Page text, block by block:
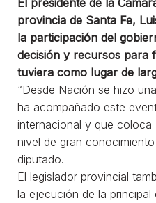
provincia de Santa Fe,
la participación del
decisión y recursos para
tuviera como lugar de
“Desde Nación se hizo
ha acompañado este
internacional y que coloca
nivel de gran
diputado.
El legislador provincial
la ejecución de la principal